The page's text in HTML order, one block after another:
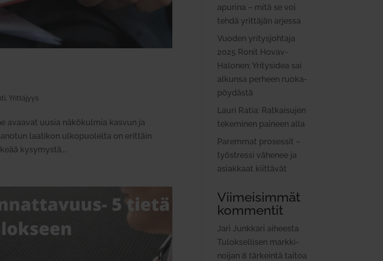
, Yrittäjyys
avaavat uusia näkökulmia kasvun ja
laatikon ulkopuolelta on erittäin
kysymystä...
apurina – mitä se voi
tehdä yrit­täjän arjessa
Vuoden yri­tys­johtaja
2025 Ronit Hovav-
Halonen: Yri­tysidea sai
alkunsa perheen ruo­ka­
pöy­dästä
Lauri Ratia: Rat­kai­sujen
teke­minen paineen alla
Paremmat pro­sessit –
työ­stressi vähenee ja
asiakkaat kiit­tävät
Viimeisimmät
kommentit
Jari Junkkari aiheesta
Tulok­sel­lisen mark­ki­
noijan 8 tär­keintä taitoa